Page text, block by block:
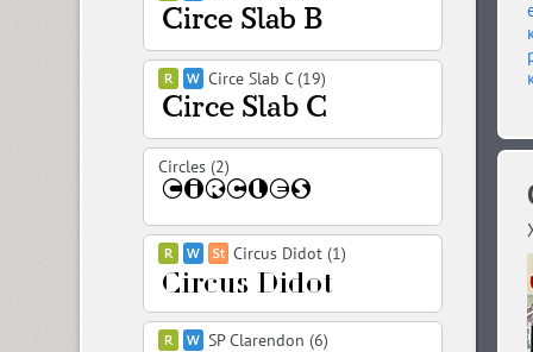
Circe Slab C (19)
Circles (2)
Circus Didot (1)
SP Clarendon (6)